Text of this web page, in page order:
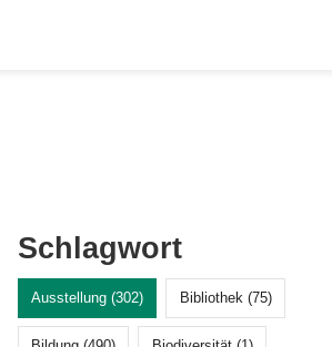
Schlagwort
Ausstellung (302) Bibliothek (75)